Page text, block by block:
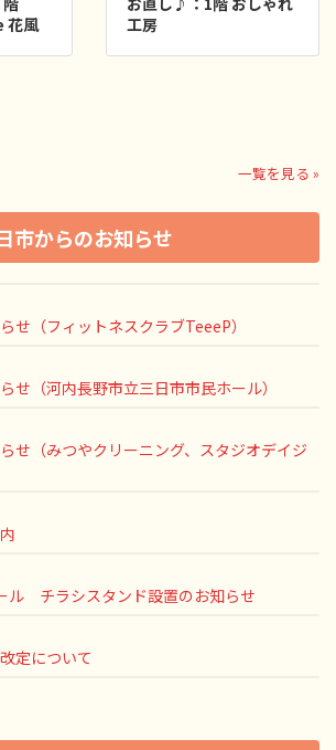
房
一覧を見る »
市からのお知らせ
せ（フィットネスクラブTeeeP）
せ（河内長野市立三日市市民ホール）
せ（みつやクリーニング、スタジオデイジ
ル チラシスタンド設置のお知らせ
定について